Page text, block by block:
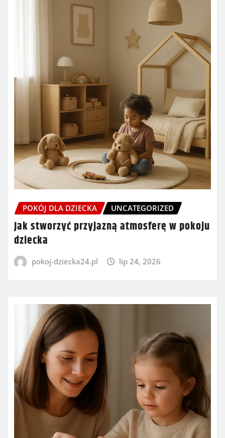
POKÓJ DLA DZIECKA UNCATEGORIZED
Jak stworzyć przyjazną atmosferę w pokoju
dziecka
pokoj-dziecka24.pl lip 24, 2026